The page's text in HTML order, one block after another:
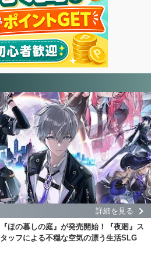
詳細を見る
『ほの暮しの庭』が発売開始！『夜廻』ス
タッフによる不穏な空気の漂う生活SLG